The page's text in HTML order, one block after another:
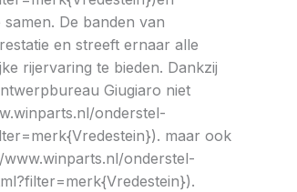
De banden van
en streeft ernaar alle
rijervaring te bieden. Dankzij
Giugiaro niet
onderstel-
maar ook
onderstel-